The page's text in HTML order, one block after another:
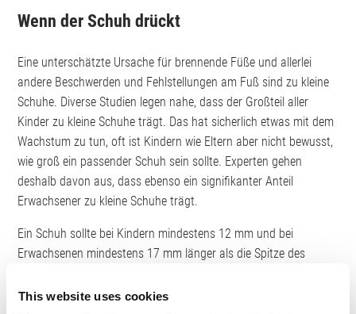
This website uses cookies
Wenn der Schuh drückt
Eine unterschätzte Ursache für brennende Füße und allerlei
andere Beschwerden und Fehlstellungen am Fuß sind zu kleine
Schuhe. Diverse Studien legen nahe, dass der Großteil aller
Kinder zu kleine Schuhe trägt. Das hat sicherlich etwas mit dem
Wachstum zu tun, oft ist Kindern wie Eltern aber nicht bewusst,
wie groß ein passender Schuh sein sollte. Experten gehen
deshalb davon aus, dass ebenso ein signifikanter Anteil
Erwachsener zu kleine Schuhe trägt.
Ein Schuh sollte bei Kindern mindestens 12 mm und bei
Erwachsenen mindestens 17 mm länger als die Spitze des
Schuhs hat, trägt wahrscheinlich zu kleine Schuhe. Sogar